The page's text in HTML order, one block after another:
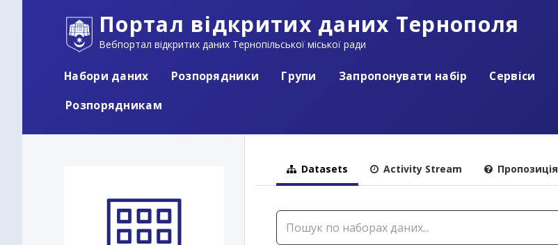
Портал відкритих даних Тернополя
Вебпортал відкритих даних Тернопільської міської ради
Набори даних Розпорядники Групи Запропонувати набір Сервіси
Розпорядникам
Datasets Activity Stream Пропозиція